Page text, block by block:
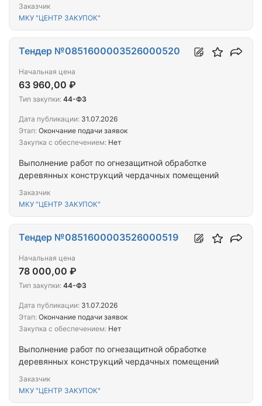
Заказчик
МКУ "ЦЕНТР ЗАКУПОК"
Выполнение работ по огнезащитной обработке
деревянных конструкций чердачных помещений
Заказчик
МКУ "ЦЕНТР ЗАКУПОК"
Тендер №0851600003526000520
Начальная цена
63 960,00 ₽
Тип закупки: 44-ФЗ
Дата публикации: 31.07.2026
Этап: Окончание подачи заявок
Закупка с обеспечением: Нет
Выполнение работ по огнезащитной обработке
деревянных конструкций чердачных помещений
Заказчик
МКУ "ЦЕНТР ЗАКУПОК"
Тендер №0851600003526000519
Начальная цена
78 000,00 ₽
Тип закупки: 44-ФЗ
Дата публикации: 31.07.2026
Этап: Окончание подачи заявок
Закупка с обеспечением: Нет